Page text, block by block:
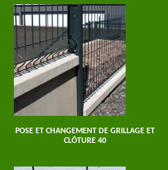
POSE ET CHANGEMENT DE GRILLAGE ET
CLÔTURE 40